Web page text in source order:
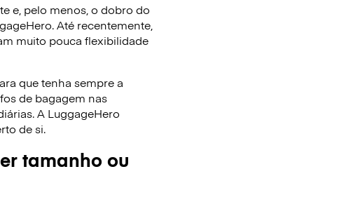
e, pelo menos, o dobro do
Até recentemente,
muito pouca flexibilidade
que tenha sempre a
de bagagem nas
A LuggageHero
de si.
tamanho ou